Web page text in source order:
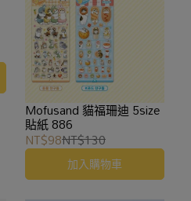
Mofusand 貓福珊迪 5size
貼紙 886
NT$98NT$130
加入購物車